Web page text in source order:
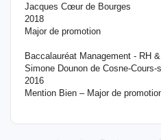
Jacques Cœur de Bourges
2018
Major de promotion
Baccalauréat Management - RH
Simone Dounon de Cosne-Cours-
2016
Mention Bien – Major de